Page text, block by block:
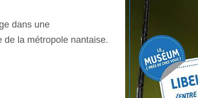
dans une
de la métropole nantaise.